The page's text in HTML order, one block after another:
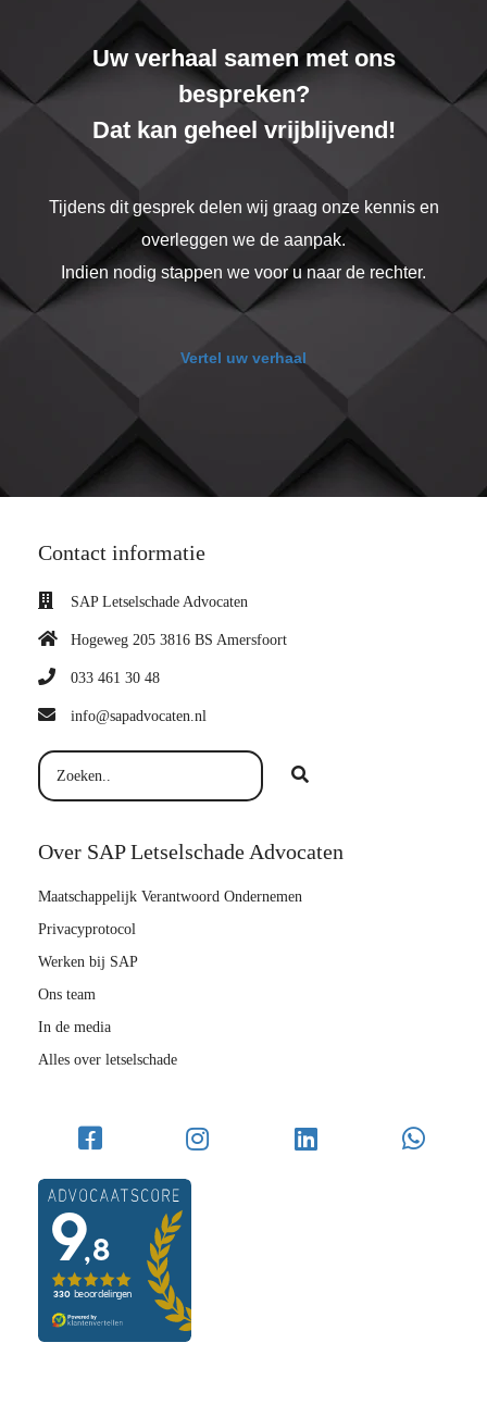
Uw verhaal samen met ons
bespreken?
Dat kan geheel vrijblijvend!
Tijdens dit gesprek delen wij graag onze kennis en
overleggen we de aanpak.
Indien nodig stappen we voor u naar de rechter.
Vertel uw verhaal
Contact informatie
SAP Letselschade Advocaten
Hogeweg 205 3816 BS Amersfoort
033 461 30 48
info@sapadvocaten.nl
Over SAP Letselschade Advocaten
Maatschappelijk Verantwoord Ondernemen
Privacyprotocol
Werken bij SAP
Ons team
In de media
Alles over letselschade